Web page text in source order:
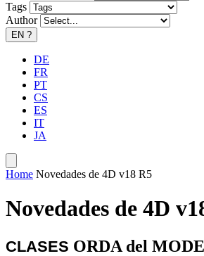
Tags
Author
EN ?
DE
FR
PT
CS
ES
IT
JA
Home Novedades de 4D v18 R5
Novedades de 4D
CLASES ORDA del